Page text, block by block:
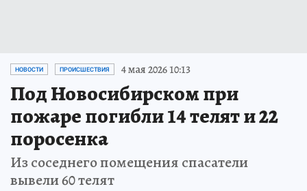
НОВОСТИ ПРОИСШЕСТВИЯ 4 мая 2026 10:13
Под Новосибирском при
пожаре погибли 14 телят и 22
поросенка
Из соседнего помещения спасатели
вывели 60 телят